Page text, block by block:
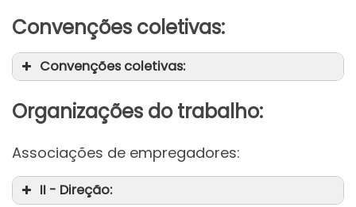
Convenções coletivas:
Convenções coletivas:
Organizações do trabalho:
Associações de empregadores:
II - Direção: